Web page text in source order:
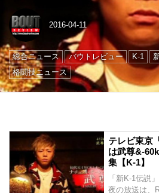
2016-04-11
総合ニュース バウトレビュー K-1
格闘技ニュース
テレビ東京
は武尊&-
集【K-1】
「新K-1伝説
夜の放送は、